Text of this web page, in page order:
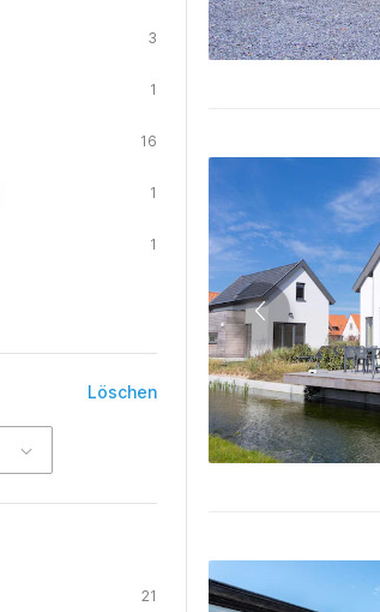
3
1
16
1
1
Löschen
21